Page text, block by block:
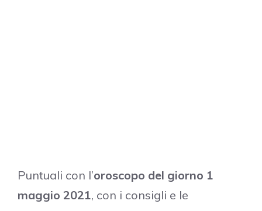
Puntuali con l’oroscopo del giorno 1
maggio 2021, con i consigli e le